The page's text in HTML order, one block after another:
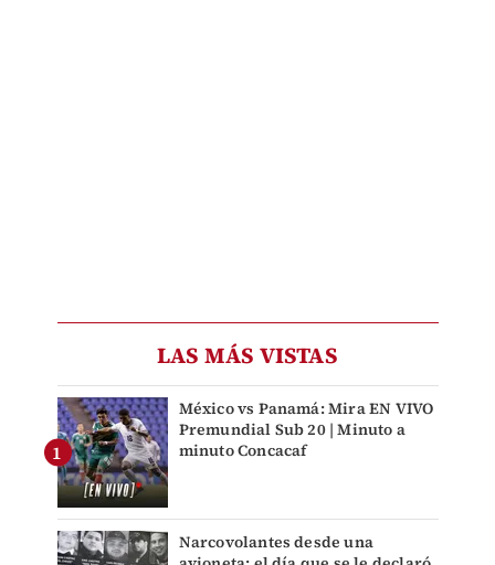
LAS MÁS VISTAS
México vs Panamá: Mira EN VIVO
Premundial Sub 20 | Minuto a
minuto Concacaf
Narcovolantes desde una